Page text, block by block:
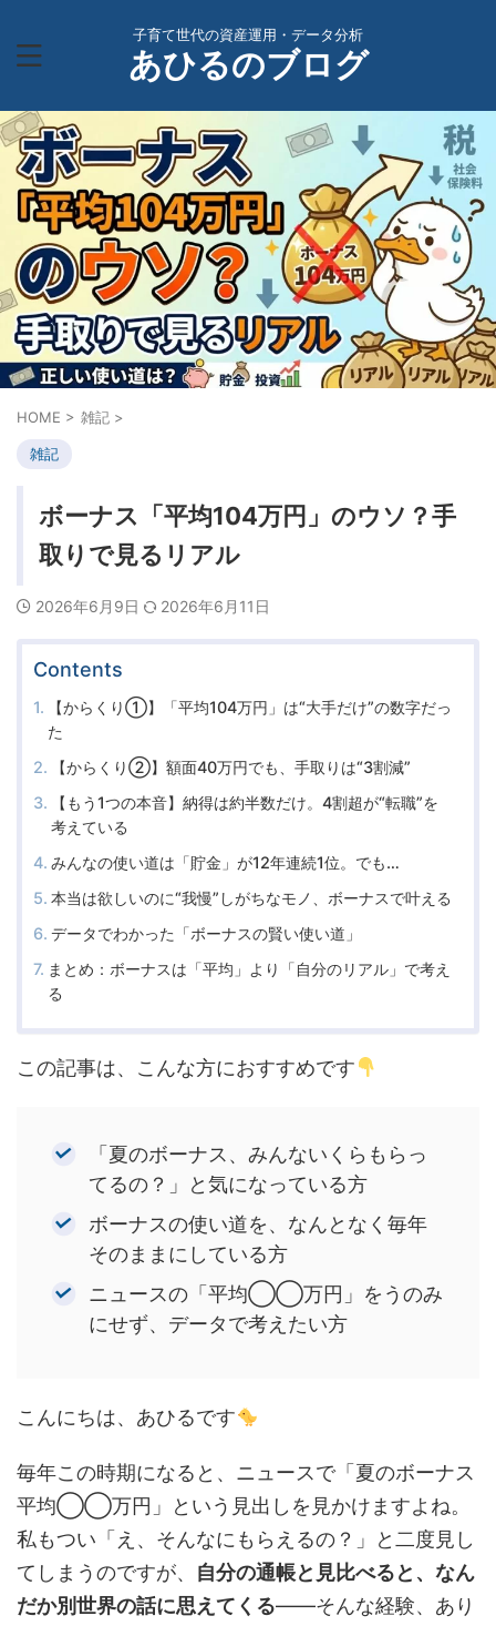
子育て世代の資産運用・データ分析
あひるのブログ
HOME > 雑記 >
雑記
ボーナス「平均104万円」のウソ？手
取りで見るリアル
2026年6月9日 2026年6月11日
Contents
【からくり①】「平均104万円」は“大手だけ”の数字だっ
た
【からくり②】額面40万円でも、手取りは“3割減”
【もう1つの本音】納得は約半数だけ。4割超が“転職”を
考えている
みんなの使い道は「貯金」が12年連続1位。でも…
本当は欲しいのに“我慢”しがちなモノ、ボーナスで叶える
データでわかった「ボーナスの賢い使い道」
まとめ：ボーナスは「平均」より「自分のリアル」で考え
る
この記事は、こんな方におすすめです
「夏のボーナス、みんないくらもらっ
てるの？」と気になっている方
ボーナスの使い道を、なんとなく毎年
そのままにしている方
ニュースの「平均◯◯万円」をうのみ
にせず、データで考えたい方
こんにちは、あひるです
毎年この時期になると、ニュースで「夏のボーナス
平均◯◯万円」という見出しを見かけますよね。
私もつい「え、そんなにもらえるの？」と二度見し
てしまうのですが、 自分の通帳と見比べると、なん
だか別世界の話に思えてくる——そんな経験、あり